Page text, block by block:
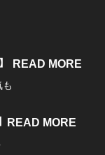
READ MORE
READ MORE